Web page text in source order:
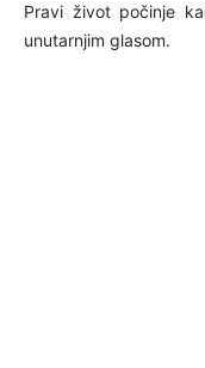
Pravi život počinje
unutarnjim glasom.